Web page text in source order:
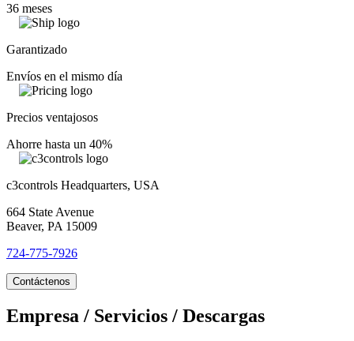
36 meses
Garantizado
Envíos en el mismo día
Precios ventajosos
Ahorre hasta un 40%
c3controls Headquarters, USA
664 State Avenue
Beaver, PA 15009
724-775-7926
Contáctenos
Empresa / Servicios / Descargas